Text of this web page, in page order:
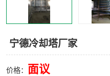
宁德冷却塔厂家
价格： 面议